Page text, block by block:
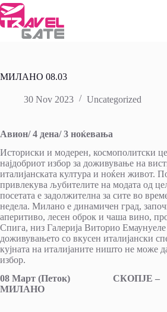
Skip
to
content
МИЛАНО 08.03
30 Nov 2023 Uncategorized
Авион/4 дена/3 ноќевања
Историски и модерен, космополитски
најдобриот избор за доживување на
италијанската култура и ноќен живот.
привлекува љубителите на модата од
посетата е задолжителна за сите во
недела. Милано е динамичен град,
аперитиво, лесен оброк и чаша вино,
Спига, низ Галерија Виторио
доживувањето со вкусен италијански
кујната на италијаните ништо не може
избор.
08 Март (Петок) СКОПЈЕ –